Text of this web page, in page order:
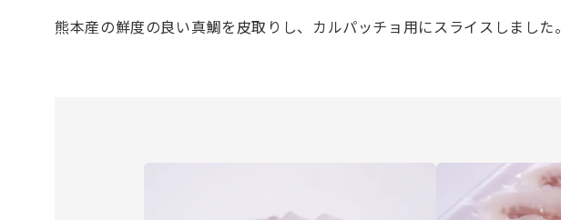
熊本産の鮮度の良い真鯛を皮取りし、カルパッチョ用にスライスしました。